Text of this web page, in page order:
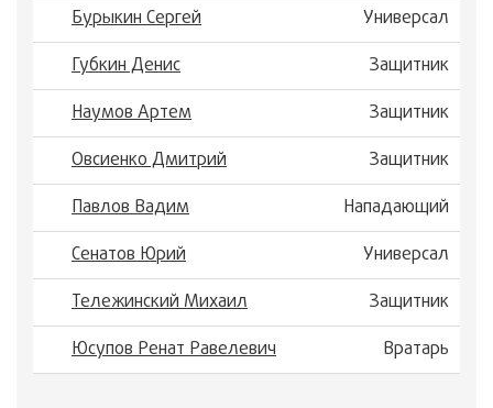
Бурыкин Сергей
Универсал
Губкин Денис
Защитник
Наумов Артем
Защитник
Овсиенко Дмитрий
Защитник
Павлов Вадим
Нападающий
Сенатов Юрий
Универсал
Тележинский Михаил
Защитник
Юсупов Ренат Равелевич
Вратарь